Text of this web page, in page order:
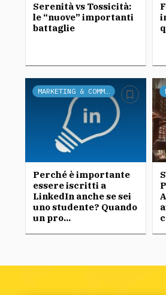
Serenità vs Tossicità:
le “nuove” importanti
battaglie
MARKETING & COMMUNICATION
Perché è importante
essere iscritti a
LinkedIn anche se sei
uno studente? Quando
un pro...